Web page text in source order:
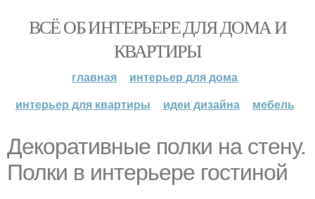
ВСЁ ОБ ИНТЕРЬЕРЕ ДЛЯ ДОМА И
КВАРТИРЫ
главная
интерьер для дома
интерьер для квартиры
идеи дизайна мебель
Декоративные полки на стену.
Полки в интерьере гостиной